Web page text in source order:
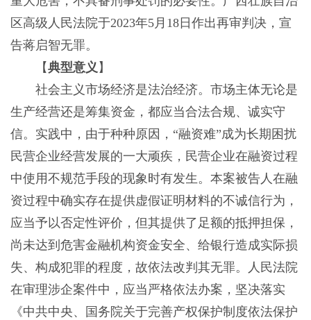
区高级人民法院于2023年5月18日作出再审判决，宣
告蒋启智无罪。
【典型意义 】
社会主义市场经济是法治经济。市场主体无论是
生产经营还是筹集资金，都应当合法合规、诚实守
信。实践中，由于种种原因，“融资难”成为长期困扰
民营企业经营发展的一大顽疾，民营企业在融资过程
中使用不规范手段的现象时有发生。本案被告人在融
资过程中确实存在提供虚假证明材料的不诚信行为，
应当予以否定性评价，但其提供了足额的抵押担保，
尚未达到危害金融机构资金安全、给银行造成实际损
失、构成犯罪的程度，故依法改判其无罪。人民法院
在审理涉企案件中，应当严格依法办案，坚决落实
《中共中央、国务院关于完善产权保护制度依法保护